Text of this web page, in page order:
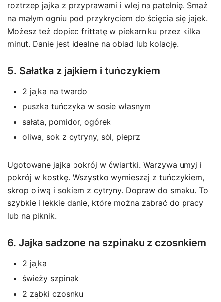
roztrzep jajka z przyprawami i wlej na patelnię. Smaż
na małym ogniu pod przykryciem do ścięcia się jajek.
Możesz też dopiec frittatę w piekarniku przez kilka
minut. Danie jest idealne na obiad lub kolację.
5. Sałatka z jajkiem i tuńczykiem
2 jajka na twardo
puszka tuńczyka w sosie własnym
sałata, pomidor, ogórek
oliwa, sok z cytryny, sól, pieprz
Ugotowane jajka pokrój w ćwiartki. Warzywa umyj i
pokrój w kostkę. Wszystko wymieszaj z tuńczykiem,
skrop oliwą i sokiem z cytryny. Dopraw do smaku. To
szybkie i lekkie danie, które można zabrać do pracy
lub na piknik.
6. Jajka sadzone na szpinaku z czosnkiem
2 jajka
świeży szpinak
2 ząbki czosnku